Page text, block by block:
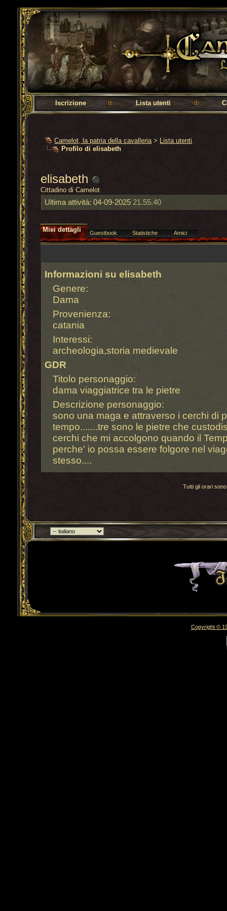
Camelot, la patria della cavalleria
Iscrizione Lista utenti
Camelot, la patria della cavalleria > Lista utenti
Profilo di elisabeth
elisabeth
Cittadino di Camelot
Ultima attività: 04-09-2025 21.55.40
Miei dettagli Guestbook Statistiche Amici
Informazioni su elisabeth
Genere:
Dama
Provenienza:
catania
Interessi:
archeologia,storia medievale
GDR
Titolo personaggio:
dama viaggiatrice tra le pietre
Descrizione personaggio:
sono una maga e attraverso i cerchi di
tempo.......tre sono le pietre che
cerchi che mi accolgono quando il
perche' io possa essere folgore nel
stesso....
Tutti gli orari
Torna indietro
Copyright ©